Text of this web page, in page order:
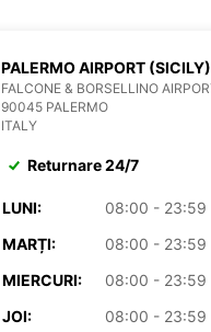
PALERMO AIRPORT (SICILY)
FALCONE & BORSELLINO
90045 PALERMO
ITALY
Returnare 24/7
LUNI:
08:00 - 23:59
MARȚI:
08:00 - 23:59
MIERCURI:
08:00 - 23:59
JOI:
08:00 - 23:59